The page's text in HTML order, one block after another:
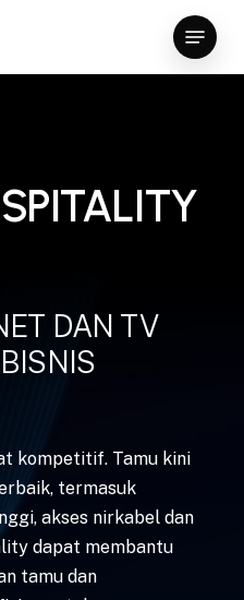
Menu
DAN TV
kompetitif. Tamu kini
termasuk
akses nirkabel dan
dapat membantu
tamu dan